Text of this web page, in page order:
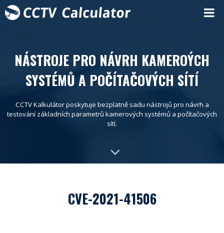
NÁSTROJE PRO NÁVRH KAMEROÝCH
SYSTÉMŮ A POČÍTAČOVÝCH SÍTÍ
CCTV Kalkulátor poskytuje bezplatně sadu nástrojů pro návrh a
testování základních parametrů kamerových systémů a počítačových
sítí.
CVE-2021-41506